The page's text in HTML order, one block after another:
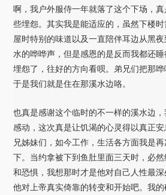
啊，我户外服侍一年就落了这个下场，
些埋怨。其实我是能适应的，虽然下楼
屋时特别的味道以及一直陪伴耳边从黑
水的哗哗声，但是感恩的是反而我都还
埋怨了，往好的方向看呗。弟兄们把那哗
于是我们就是住在那溪水边咯。
也真是感谢这个临时的不一样的溪水边
感动，这次真是让饥渴的心灵得以真正
兄姊妹们，如今工作，生活各方面我是
下。当约拿被下到鱼肚里面三天时，必
和恐惧，我想那时才是他对自己人性最
他对上帝真实倚靠的转变和开始吧。我